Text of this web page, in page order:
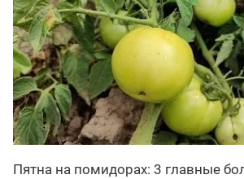
Пятна на помидорах: 3 главные